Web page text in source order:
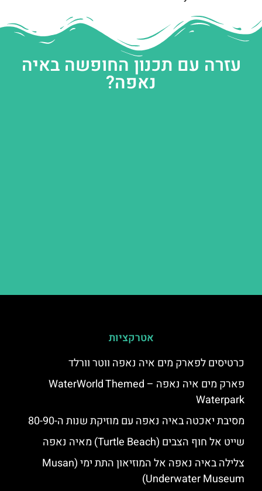
עזרה עם תכנון החופשה באיה
נאפה?
אטרקציות
כרטיסים לפארק מים איה נאפה ווטר וורלד
פארק מים איה נאפה – ‪‪WaterWorld Themed
Waterpark‬‬
מסיבת יאכטה באיה נאפה עם מוזיקת שנות ה-80-90
שייט אל חוף הצבים (Turtle Beach) מאיה נאפה
צלילה באיה נאפה אל המוזיאון התת ימי (Musan
Underwater Museum)